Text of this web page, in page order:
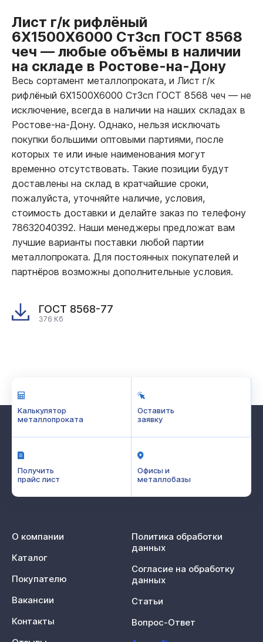
Лист г/к рифлёный
6Х1500Х6000 Ст3сп ГОСТ 8568
чеч — любые объёмы в наличии
на складе в Ростове-на-Дону
Весь сортамент металлопроката, и Лист г/к
рифлёный 6Х1500Х6000 Ст3сп ГОСТ 8568 чеч — не
исключение, всегда в наличии на наших складах в
Ростове-на-Дону. Однако, нельзя исключать
покупки большими оптовыми партиями, после
которых те или иные наименования могут
временно отсутствовать. Такие позиции будут
доставлены на склад в кратчайшие сроки,
пожалуйста, уточняйте наличие, условия,
стоимость доставки и делайте заказ по телефону
78632040392. Наши менеджеры предложат вам
лучшие варианты поставки любой партии
металлопроката. Для постоянных покупателей и
партнёров возможны дополнительные условия.
ГОСТ 8568-77
376 Кб
Калькулятор
металлопроката
Оставить
заявку
Получить
прайс лист
Офисы и
металлобазы
О компании
Каталог
Покупателю
Вакансии
Контакты
Политика обработки
данных
Согласие на обработку
данных
Статьи
Вопрос-Ответ